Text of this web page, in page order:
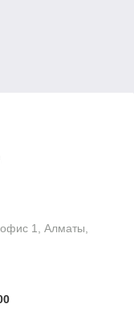
1, Алматы,